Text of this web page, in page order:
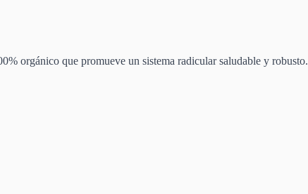
orgánico que promueve un sistema radicular saludable y robusto.